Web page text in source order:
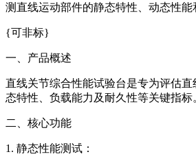
测直线运动部件的静态特性、动态性能
{可非标}
一、产品概述
直线关节综合性能试验台是专为评估
态特性、负载能力及耐久性等关键指标
二、核心功能
1. 静态性能测试：